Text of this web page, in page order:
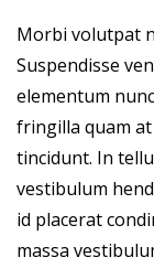
Morbi volutpat
Suspendisse
elementum
fringilla quam
tincidunt. In
vestibulum
id placerat
massa